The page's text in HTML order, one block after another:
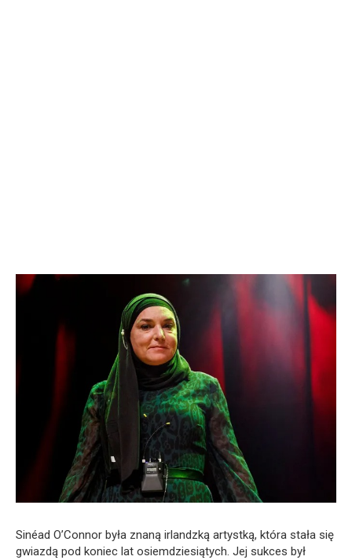
Sinéad O’Connor była znaną irlandzką artystką, która stała się
gwiazdą pod koniec lat osiemdziesiątych. Jej sukces był